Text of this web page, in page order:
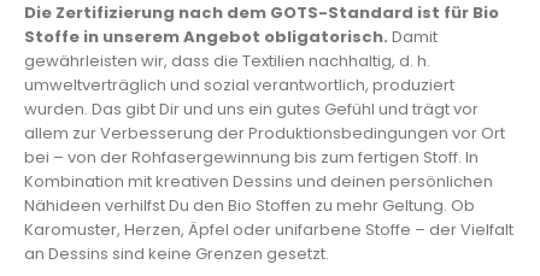
Die Zertifizierung nach dem GOTS-Standard ist für Bio
Stoffe in unserem Angebot obligatorisch. Damit
gewährleisten wir, dass die Textilien nachhaltig, d. h.
umweltverträglich und sozial verantwortlich, produziert
wurden. Das gibt Dir und uns ein gutes Gefühl und trägt vor
allem zur Verbesserung der Produktionsbedingungen vor Ort
bei – von der Rohfasergewinnung bis zum fertigen Stoff. In
Kombination mit kreativen Dessins und deinen persönlichen
Nähideen verhilfst Du den Bio Stoffen zu mehr Geltung. Ob
Karomuster, Herzen, Äpfel oder unifarbene Stoffe – der Vielfalt
an Dessins sind keine Grenzen gesetzt.